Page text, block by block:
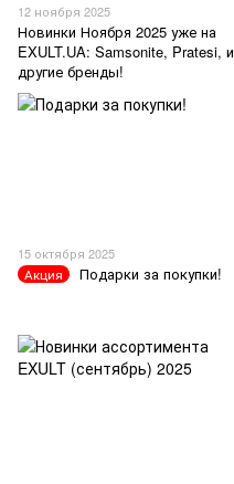
12 ноября 2025
Новинки Ноября 2025 уже на
EXULT.UA: Samsonite, Pratesi, и
другие бренды!
15 октября 2025
Акция
Подарки за покупки!